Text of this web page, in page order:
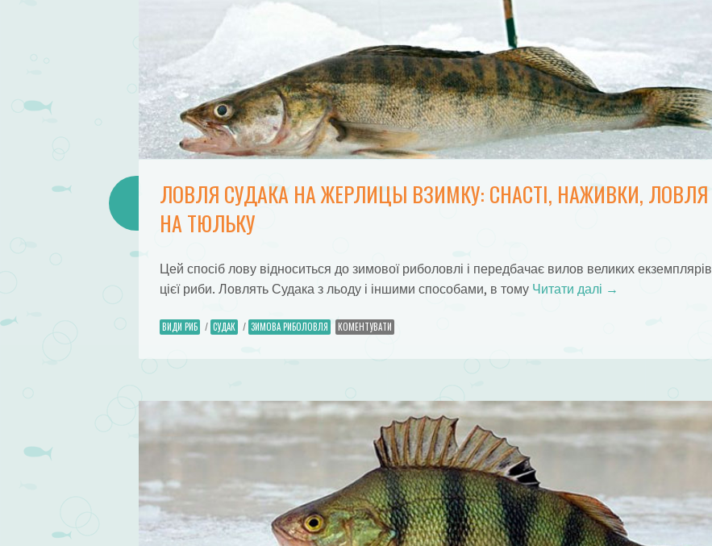
ЛОВЛЯ СУДАКА НА ЖЕРЛИЦЫ ВЗИМКУ: СНАСТІ, НАЖИВКИ, ЛОВЛЯ
НА ТЮЛЬКУ
Цей спосіб лову відноситься до зимової риболовлі і передбачає вилов великих екземплярів
цієї риби. Ловлять Судака з льоду і іншими способами, в томуЧитати далі →
ВИДИ РИБ / СУДАК / ЗИМОВА РИБОЛОВЛЯ КОМЕНТУВАТИ